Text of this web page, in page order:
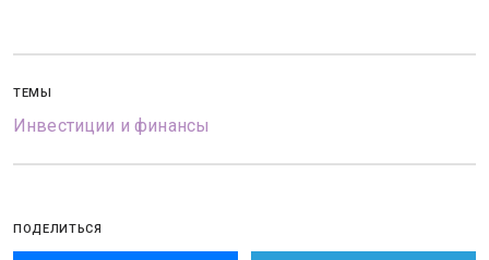
ТЕМЫ
Инвестиции и финансы
ПОДЕЛИТЬСЯ